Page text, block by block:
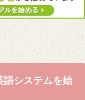
語システムを始